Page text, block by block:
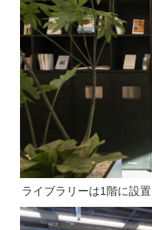
ライブラリーは1階に設置